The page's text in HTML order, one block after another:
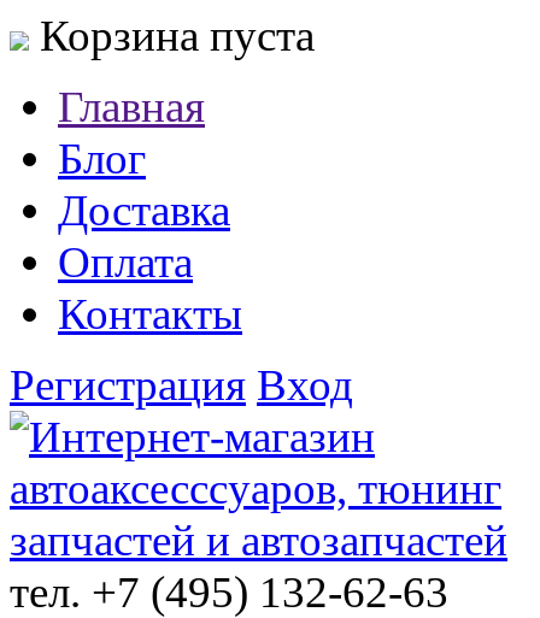
Корзина пуста
Главная
Блог
Доставка
Оплата
Контакты
Регистрация Вход
тел. +7 (495) 132-62-63